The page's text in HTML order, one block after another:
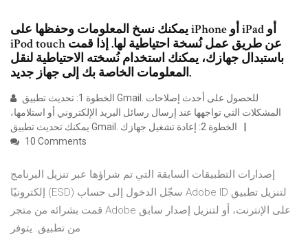
يمكنك نسخ المعلومات وحفظها على iPhone أو iPad أو
iPod touch عن طريق عمل نُسخة احتياطية لها. إذا قمت
باستبدال جهازك، يمكنك استخدام نُسخته الاحتياطية لنقل
المعلومات الخاصة بك إلى جهاز جديد.
المشكلات التي تواجهها عند إرسال رسائل البريد الإلكتروني أو استلامها،
يمكنك تحديث تطبيق Gmail. الخطوة 2: إعادة تشغيل جهازك
10 Comments
إصدارات التطبيقات السابقة التي تم شراؤها عبر تنزيل البرنامج
إلكترونيًا (ESD) سجّل الدخول إلى حساب Adobe ID لتنزيل تطبيق
قمت بشرائه من متجر Adobe على الإنترنت، أو لتنزيل إصدار سابق
من تطبيق. يتوفر